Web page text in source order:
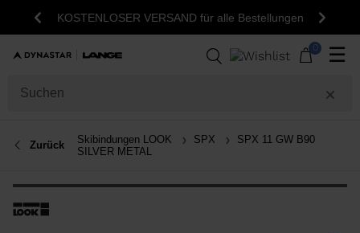
ZurückKOSTENLOSER VERSAND für alle Bestellungen
0 ☰
Zurück Skibindungen LOOK SPX
SPX 11 GW B90
SILVER METAL